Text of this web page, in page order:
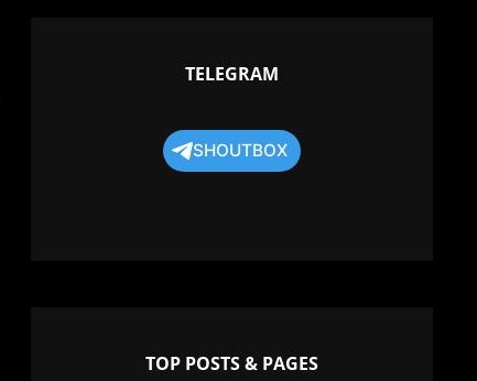
TELEGRAM
SHOUTBOX
TOP POSTS & PAGES